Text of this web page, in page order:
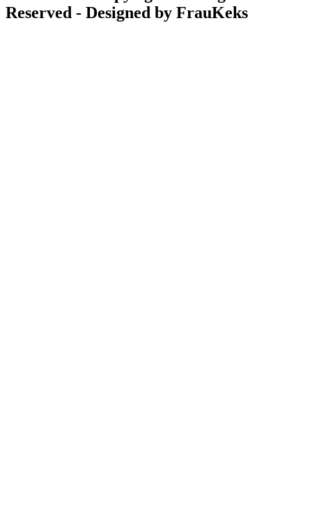
Reserved - Designed by FrauKeks